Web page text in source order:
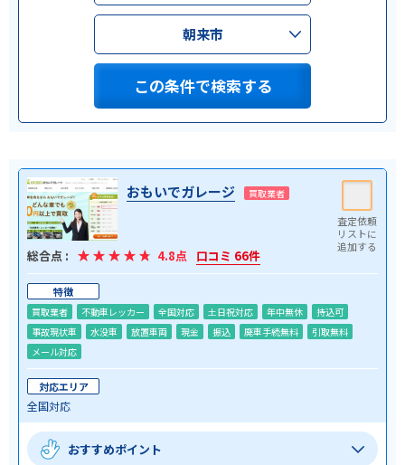
朝来市
この条件で検索する
おもいでガレージ 買取業者
総合点 : 4.8点 口コミ 66件
特徴
買取業者 不動車レッカー 全国対応 土日祝対応 年中無休
持込可
事故現状車
水没車 放置車両 現金 振込 廃車手続無料
引取無料
メール対応
対応エリア
全国対応
おすすめポイント